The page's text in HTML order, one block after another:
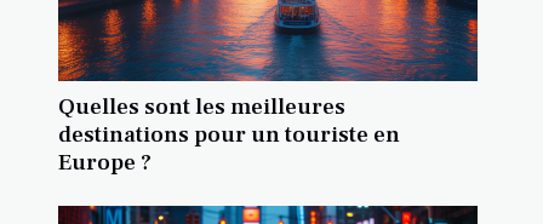
Quelles sont les meilleures
destinations pour un touriste en
Europe ?